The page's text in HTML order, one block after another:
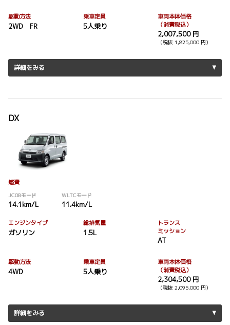
駆動方法
2WD FR
乗車定員
5人乗り
車両本体価格
（消費税込）
2,007,500 円
（税抜 1,825,000 円）
詳細をみる
DX
燃費
JC08モード
14.1km/L
WLTCモード
11.4km/L
エンジンタイプ
ガソリン
総排気量
1.5L
トランス
ミッション
AT
駆動方法
4WD
乗車定員
5人乗り
車両本体価格
（消費税込）
2,304,500 円
（税抜 2,095,000 円）
詳細をみる